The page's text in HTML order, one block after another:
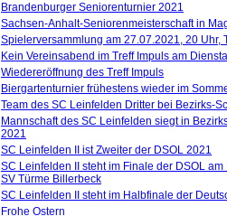
Brandenburger Seniorenturnier 2021
Sachsen-Anhalt-Seniorenmeisterschaft in
Spielerversammlung am 27.07.2021, 20 Uhr,
Kein Vereinsabend im Treff Impuls am
Wiedereröffnung des Treff Impuls
Biergartenturnier frühestens wieder im
Team des SC Leinfelden Dritter bei Bezirks-
Mannschaft des SC Leinfelden siegt in
2021
SC Leinfelden II ist Zweiter der DSOL 2021
SC Leinfelden II steht im Finale der DSOL
SV Türme Billerbeck
SC Leinfelden II steht im Halbfinale der
Frohe Ostern